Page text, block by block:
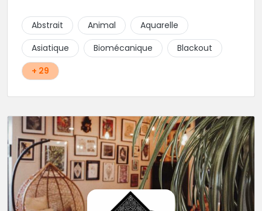
salon. Dans le respect des règles d’hygiènes, Nicolas
vous conseille, réalise vos dessins et tatouage pour
votre plaisir dans une ambiance décontractée.
Abstrait Animal
Aquarelle
Asiatique
Biomécanique
Blackout
+ 29